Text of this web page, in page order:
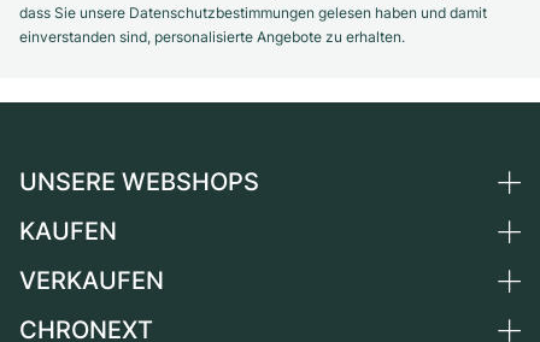
dass Sie unsere Datenschutzbestimmungen gelesen haben und damit
einverstanden sind, personalisierte Angebote zu erhalten.
UNSERE WEBSHOPS
Deutschland
KAUFEN
Alle Luxusuhren
VERKAUFEN
Uhr verkaufen
CHRONEXT